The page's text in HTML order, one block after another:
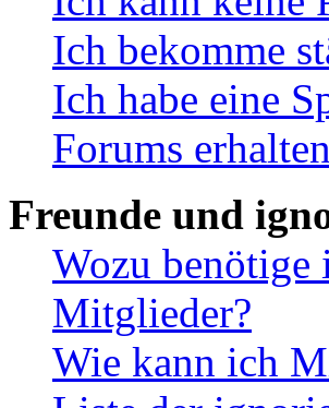
Ich bekomme
Ich habe eine
Forums
Freunde und
Wozu benötige
Mitglieder?
Wie kann ich